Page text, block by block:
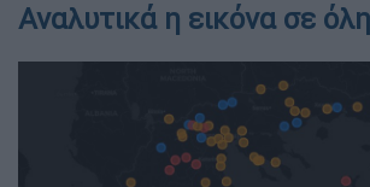
Αναλυτικά η εικόνα σε